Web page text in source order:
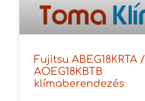
Fujitsu ABEG18KRTA /
AOEG18KBTB
klímaberendezés